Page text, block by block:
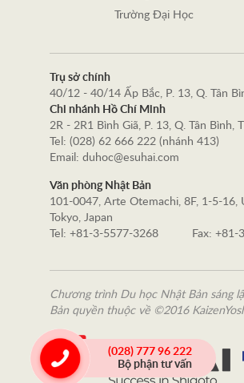
(028) 777 96 222
Bộ phận tư vấn
Trường Đại Học
Trụ sở chính
40/12 - 40/14 Ấp Bắc, P. 13, Q. Tân
Chi nhánh Hồ Chí Minh
2R - 2R1 Bình Giã, P. 13, Q. Tân Bình,
Tel: (028) 62 666 222 (nhánh 413)
Email: duhoc@esuhai.com
Văn phòng Nhật Bản
101-0047, Arte Otemachi, 8F, 1-5-16,
Tokyo, Japan
Tel: +81-3-5577-3268
Fax: +81-
Chương trình Du học Nhật Bản sáng
Bản quyền thuộc về ©2016